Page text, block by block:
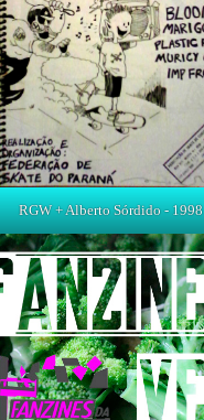
RGW + Alberto Sórdido - 1998